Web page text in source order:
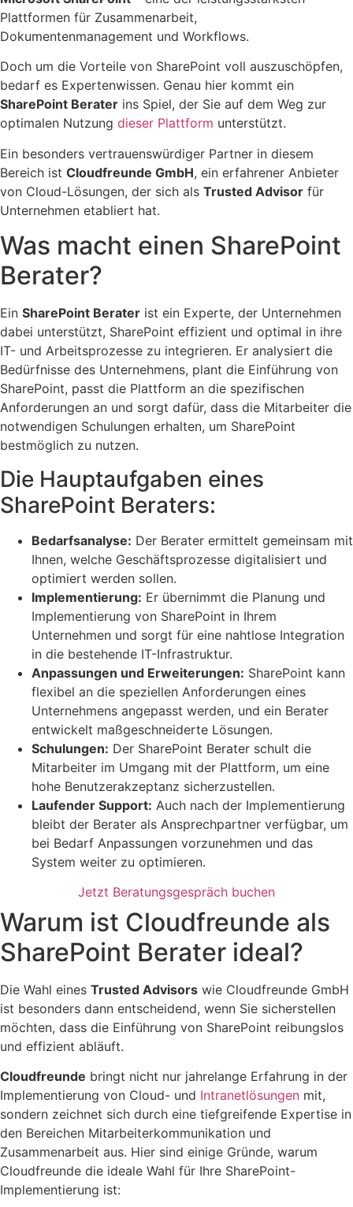
Plattformen für Zusammenarbeit,
Dokumentenmanagement und Workflows.
Doch um die Vorteile von SharePoint voll auszuschöpfen,
bedarf es Expertenwissen. Genau hier kommt ein
SharePoint Berater ins Spiel, der Sie auf dem Weg zur
optimalen Nutzung dieser Plattform unterstützt.
Ein besonders vertrauenswürdiger Partner in diesem
Bereich ist Cloudfreunde GmbH, ein erfahrener Anbieter
von Cloud-Lösungen, der sich als Trusted Advisor für
Unternehmen etabliert hat.
Was macht einen SharePoint
Berater?
Ein SharePoint Berater ist ein Experte, der Unternehmen
dabei unterstützt, SharePoint effizient und optimal in ihre
IT- und Arbeitsprozesse zu integrieren. Er analysiert die
Bedürfnisse des Unternehmens, plant die Einführung von
SharePoint, passt die Plattform an die spezifischen
Anforderungen an und sorgt dafür, dass die Mitarbeiter die
notwendigen Schulungen erhalten, um SharePoint
bestmöglich zu nutzen.
Die Hauptaufgaben eines
SharePoint Beraters:
Bedarfsanalyse: Der Berater ermittelt gemeinsam mit
Ihnen, welche Geschäftsprozesse digitalisiert und
optimiert werden sollen.
Implementierung: Er übernimmt die Planung und
Implementierung von SharePoint in Ihrem
Unternehmen und sorgt für eine nahtlose Integration
in die bestehende IT-Infrastruktur.
Anpassungen und Erweiterungen: SharePoint kann
flexibel an die speziellen Anforderungen eines
Unternehmens angepasst werden, und ein Berater
entwickelt maßgeschneiderte Lösungen.
Schulungen: Der SharePoint Berater schult die
Mitarbeiter im Umgang mit der Plattform, um eine
hohe Benutzerakzeptanz sicherzustellen.
Laufender Support: Auch nach der Implementierung
bleibt der Berater als Ansprechpartner verfügbar, um
bei Bedarf Anpassungen vorzunehmen und das
System weiter zu optimieren.
Jetzt Beratungsgespräch buchen
Warum ist Cloudfreunde als
SharePoint Berater ideal?
Die Wahl eines Trusted Advisors wie Cloudfreunde GmbH
ist besonders dann entscheidend, wenn Sie sicherstellen
möchten, dass die Einführung von SharePoint reibungslos
und effizient abläuft.
Cloudfreunde bringt nicht nur jahrelange Erfahrung in der
Implementierung von Cloud- und Intranetlösungen mit,
sondern zeichnet sich durch eine tiefgreifende Expertise in
den Bereichen Mitarbeiterkommunikation und
Zusammenarbeit aus. Hier sind einige Gründe, warum
Cloudfreunde die ideale Wahl für Ihre SharePoint-
Implementierung ist: